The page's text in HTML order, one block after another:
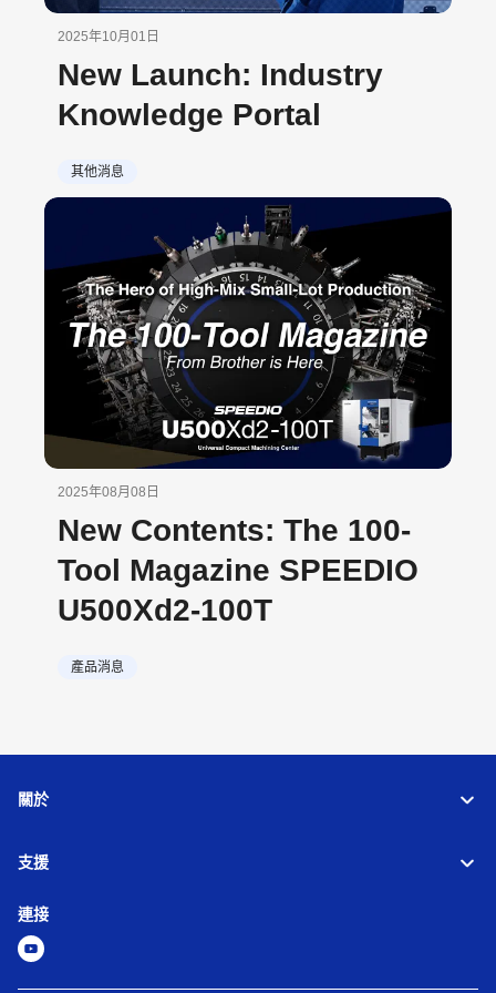
2025年10月01日
New Launch: Industry
Knowledge Portal
其他消息
2025年08月08日
New Contents: The 100-
Tool Magazine SPEEDIO
U500Xd2-100T
產品消息
關於
支援
連接